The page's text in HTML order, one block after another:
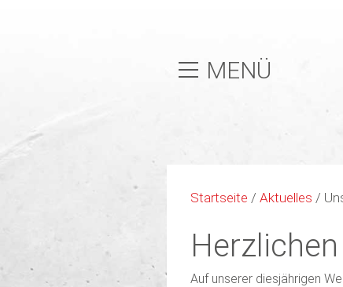
MENÜ
Startseite / Aktuelles /
Auf unserer diesjährigen